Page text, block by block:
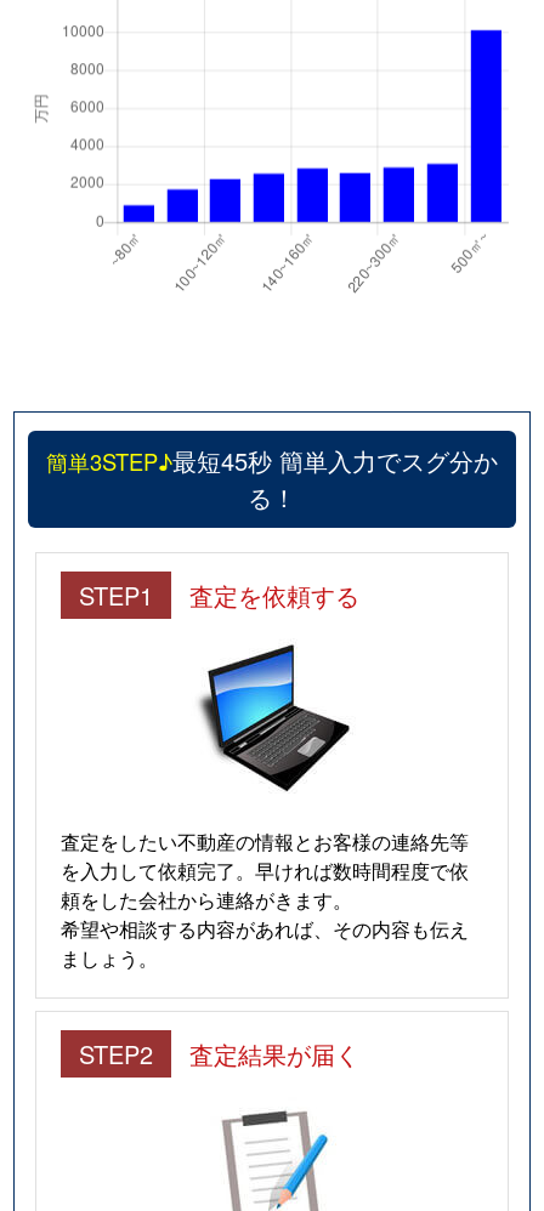
簡単3STEP♪最短45秒 簡単入力でスグ分か
る！
STEP1 査定を依頼する
査定をしたい不動産の情報とお客様の連絡先等
を入力して依頼完了。早ければ数時間程度で依
頼をした会社から連絡がきます。
希望や相談する内容があれば、その内容も伝え
ましょう。
STEP2 査定結果が届く